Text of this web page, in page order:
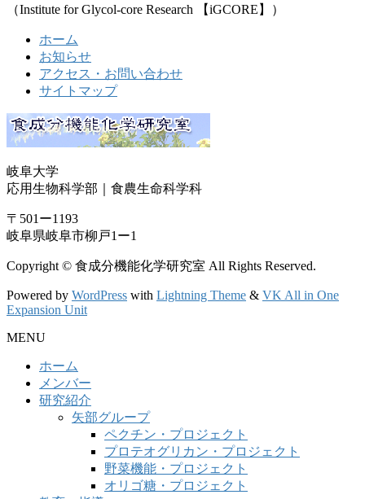
（Institute for Glycol-core Research 【iGCORE】）
ホーム
お知らせ
アクセス・お問い合わせ
サイトマップ
岐阜大学
応用生物科学部｜食農生命科学科
〒501ー1193
岐阜県岐阜市柳戸1ー1
Copyright © 食成分機能化学研究室 All Rights Reserved.
Powered by WordPress with Lightning Theme & VK All in One
Expansion Unit
MENU
ホーム
メンバー
研究紹介
矢部グループ
ペクチン・プロジェクト
プロテオグリカン・プロジェクト
野菜機能・プロジェクト
オリゴ糖・プロジェクト